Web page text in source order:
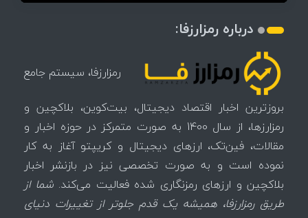
درباره رمزارزفا:
رمزارزفا، سیستم جامع
بروزترین اخبار اقتصاد دیجیتال، بیت‌کوین، بلاکچین و
رمزارزها، از سال 1400 به صورت متمرکز در حوزه اخبار و
مقالات، فین‌تک، ارزهای‌ دیجیتال و کریپتو آغاز به کار
نموده است و به صورت تخصصی نیز در بازنشر اخبار
بلاکچین و ارزهای رمزنگاری شده فعالیت می‌کند.شما از
طریق رمزارزفا، همیشه یک قدم جلوتر از تغییرات دنیای